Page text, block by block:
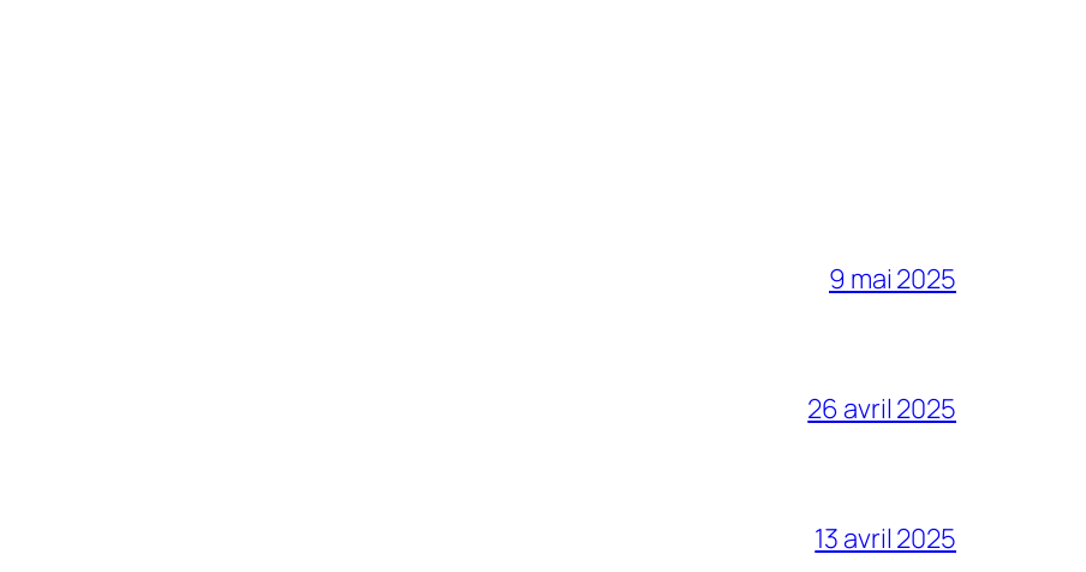
9 mai 2025
26 avril 2025
13 avril 2025